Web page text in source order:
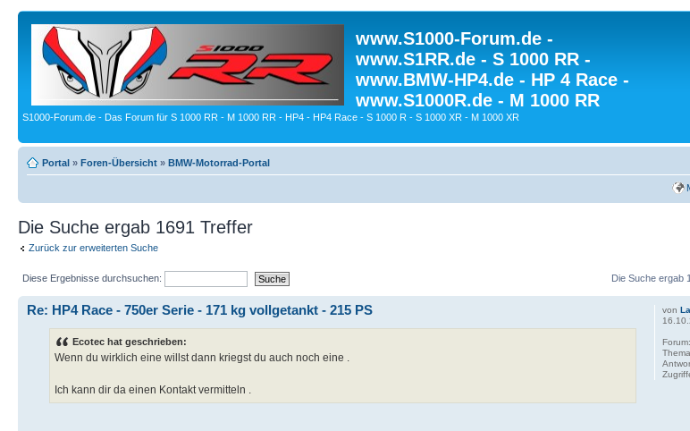
www.S1000-Forum.de -
www.S1RR.de - S 1000 RR -
www.BMW-HP4.de - HP 4 Race -
www.S1000R.de - M 1000 RR
S1000-Forum.de - Das Forum für S 1000 RR - M 1000 RR - HP4 - HP4 Race - S 1000 R - S 1000 XR - M 1000 XR
Portal » Foren-Übersicht » BMW-Motorrad-Portal
Die Suche ergab 1691 Treffer
Zurück zur erweiterten Suche
Diese Ergebnisse durchsuchen: Die Suche ergab
Re: HP4 Race - 750er Serie - 171 kg vollgetankt - 215 PS
Ecotec hat geschrieben:
Wenn du wirklich eine willst dann kriegst du auch noch eine .
Ich kann dir da einen Kontakt vermitteln .
von
Forum: